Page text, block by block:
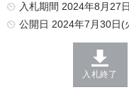
入札期間 2024年8月27
公開日 2024年7月30日(
入札終了